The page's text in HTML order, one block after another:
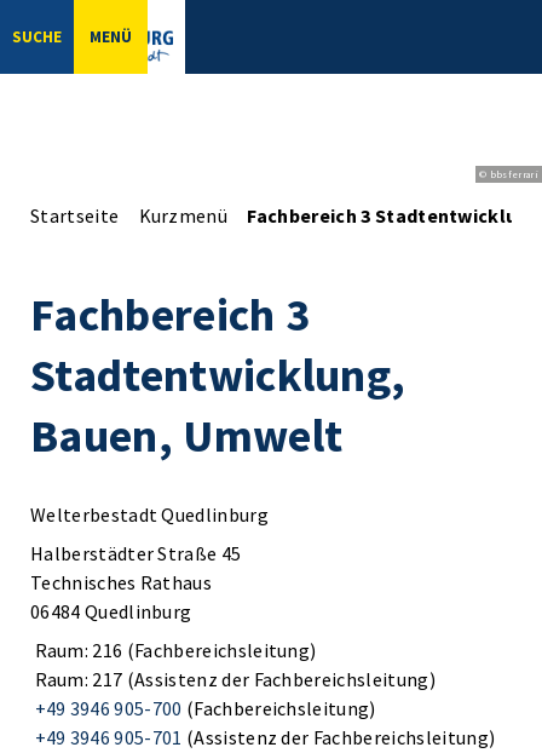
SUCHE MENÜ
© bbsferrari
Startseite Kurzmenü Fachbereich 3
Fachbereich 3
Stadtentwicklung,
Bauen, Umwelt
Welterbestadt Quedlinburg
Halberstädter Straße 45
Technisches Rathaus
06484 Quedlinburg
Raum: 216 (Fachbereichsleitung)
Raum: 217 (Assistenz der Fachbereichsleitung)
+49 3946 905-700 (Fachbereichsleitung)
+49 3946 905-701 (Assistenz der Fachbereichsleitung)